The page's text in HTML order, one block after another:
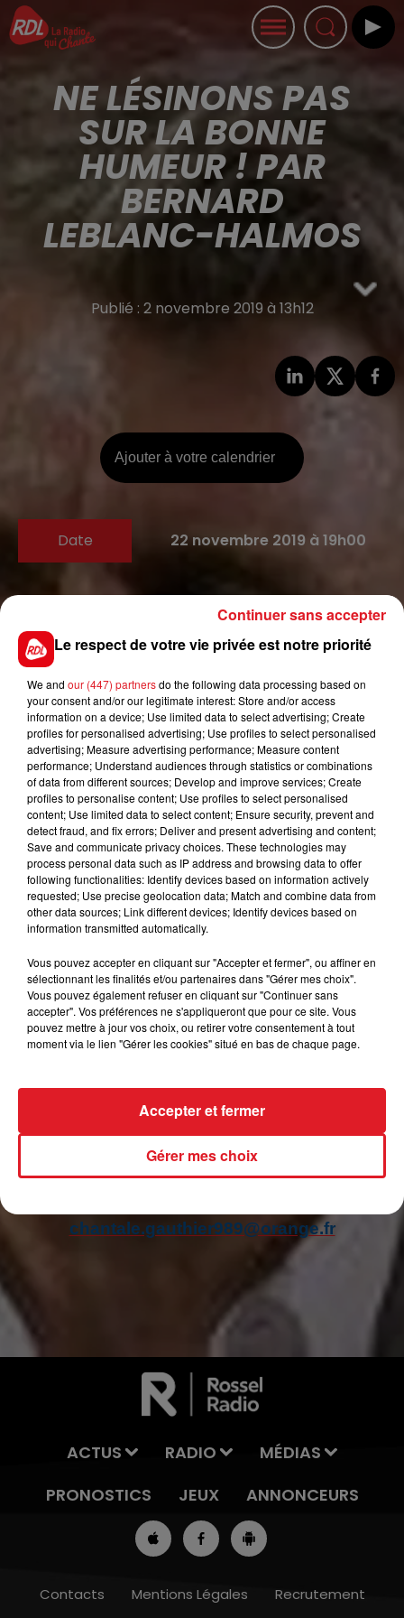
NE LÉSINONS PAS
SUR LA BONNE
HUMEUR ! PAR
BERNARD
LEBLANC-HALMOS
Publié : 2 novembre 2019 à 13h12
Ajouter à votre calendrier
Date 22 novembre 2019 à 19h00
Lieu
32 Boulevard de Ménilmontant,
Métro : Père Lachaise ( ligne 3 ,
75020Paris
Tarif Payant
Seul ou à plusieurs, à la maison, au boulot, en
société, et dans sa tête,
on peut lutter habilement contre l'infection
galopante de perte d'entrain,
de manque de « niaque » et de dénigrement des
talents.
Rallions nos forces vives !
Ravivons notre génie mutuel !
Ensemble défendons la bonne humeur, ce
environnementale.
12 € (Au profit de l'association Tibet Save &
⬢Renseignements :
chantale.gauthier989@orange.fr
ACTUS RADIO
MÉDIAS
PRONOSTICS
JEUX ANNONCEURS
Contacts Mentions Légales Recrutement
Le respect de votre vie privée est notre priorité
We and our (447) partnersdo the following data processing based on
your consent and/or our legitimate interest: Store and/or access
information on a device; Use limited data to select advertising; Create
profiles for personalised advertising; Use profiles to select personalised
advertising; Measure advertising performance; Measure content
performance; Understand audiences through statistics or combinations
of data from different sources; Develop and improve services; Create
profiles to personalise content; Use profiles to select personalised
content; Use limited data to select content; Ensure security, prevent and
detect fraud, and fix errors; Deliver and present advertising and content;
Save and communicate privacy choices. These technologies may
process personal data such as IP address and browsing data to offer
following functionalities: Identify devices based on information actively
requested; Use precise geolocation data; Match and combine data from
other data sources; Link different devices; Identify devices based on
information transmitted automatically.
Vous pouvez accepter en cliquant sur "Accepter et fermer", ou affiner en
sélectionnant les finalités et/ou partenaires dans "Gérer mes choix".
Vous pouvez également refuser en cliquant sur "Continuer sans
accepter". Vos préférences ne s'appliqueront que pour ce site. Vous
pouvez mettre à jour vos choix, ou retirer votre consentement à tout
moment via le lien "Gérer les cookies" situé en bas de chaque page.
Gérer mes choix
Accepter et fermer
Continuer sans accepter